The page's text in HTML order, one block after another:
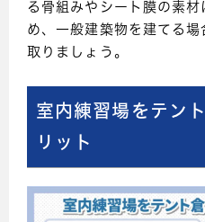
る骨組みやシート膜の素
め、一般建築物を建てる
取りましょう。
室内練習場をテン
リット